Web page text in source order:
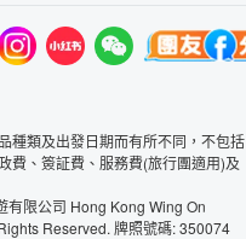
種類及出發日期而有所不同，不包括
費、簽証費、服務費(旅行團適用)及
限公司 Hong Kong Wing On
Reserved. 牌照號碼: 350074